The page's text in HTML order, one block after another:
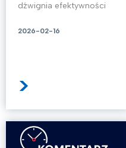
dźwignia efektywności
2026-02-16
>